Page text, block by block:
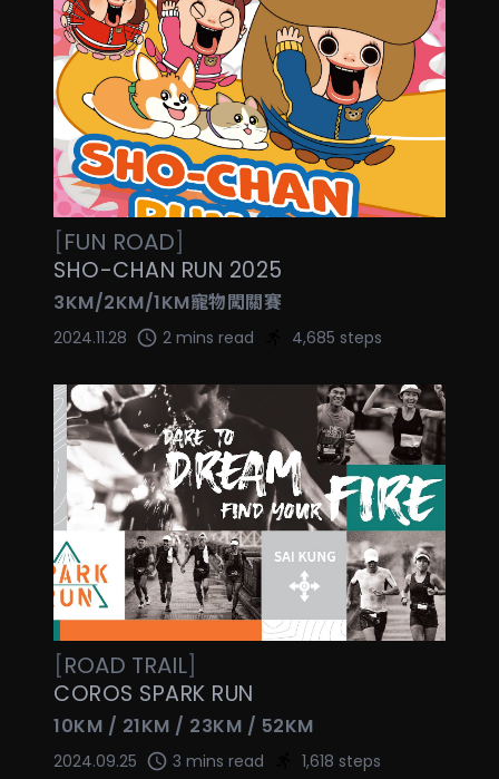
[FUN ROAD]
SHO-CHAN RUN 2025
3KM/2KM/1KM寵物闖關賽
2024.11.28 2 mins read 4,685 steps
[ROAD TRAIL]
COROS SPARK RUN
10KM / 21KM / 23KM / 52KM
2024.09.25 3 mins read 1,618 steps